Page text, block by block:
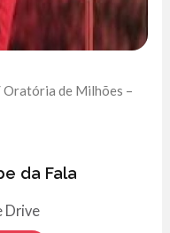
Oratória de Milhões –
da Fala
Drive